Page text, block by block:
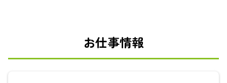
お仕事情報